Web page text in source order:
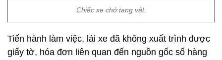
Chiếc xe chở tang vật.
Tiến hành làm việc, lái xe đã không xuất trình được
giấy tờ, hóa đơn liên quan đến nguồn gốc số hàng